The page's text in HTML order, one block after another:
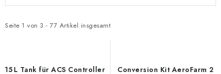
t
e
Seite 1 von 3 - 77 Artikel insgesamt
d
t
15 L Tank für ACS Controller Conversion Kit AeroFarm 2